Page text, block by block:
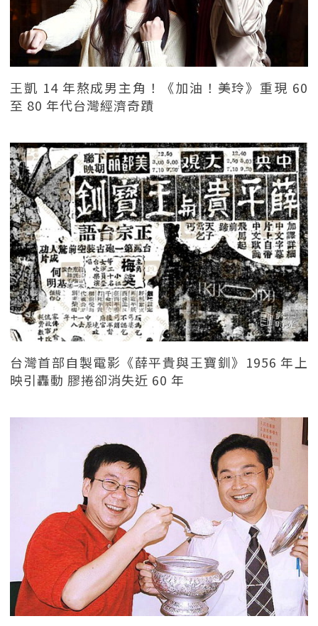
王凱 14 年熬成男主角！《加油！美玲》重現 60
至 80 年代台灣經濟奇蹟
台灣首部自製電影《薛平貴與王寶釧》1956 年上
映引轟動 膠捲卻消失近 60 年